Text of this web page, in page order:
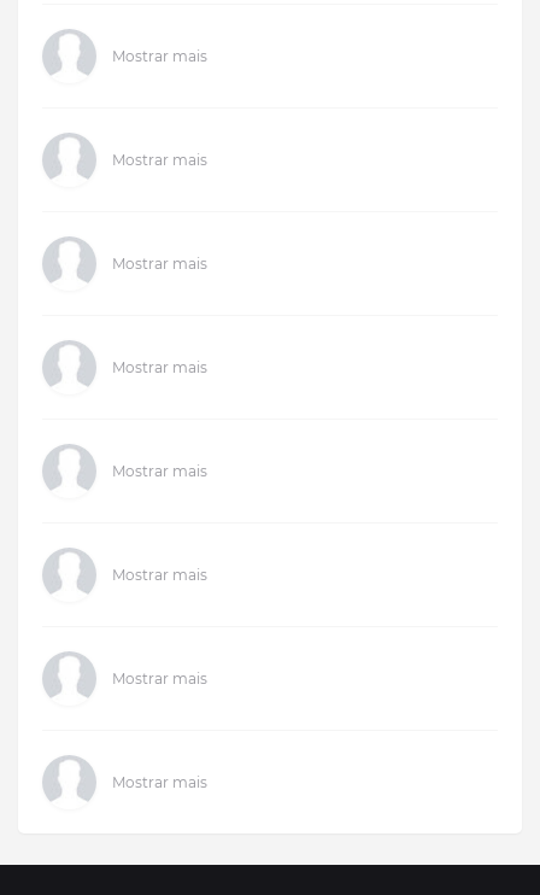
Mostrar mais
Mostrar mais
Mostrar mais
Mostrar mais
Mostrar mais
Mostrar mais
Mostrar mais
Mostrar mais